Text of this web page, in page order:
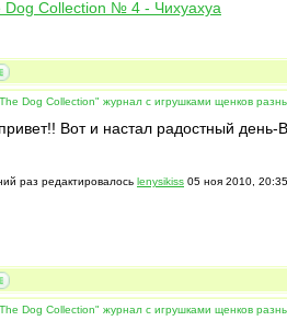
Dog Collection" журнал с игрушками щенков
Вот и настал радостный
раз редактировалось lenysikiss 05 ноя 2010,
Dog Collection" журнал с игрушками щенков